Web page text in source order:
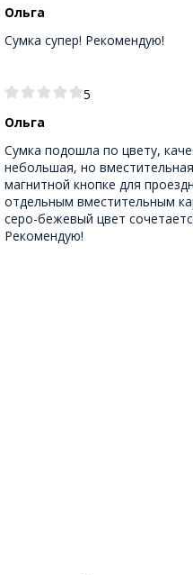
Ольга
Сумка супер! Рекомендую!
5
Ольга
Сумка подошла по цвету,
небольшая, но
магнитной кнопке для
отдельным вместительным
серо-бежевый цвет
Рекомендую!